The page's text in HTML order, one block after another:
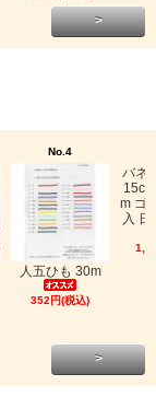
>
No.4
人五ひも 30m
352円(税込)
バネ
m ゴ
入
>